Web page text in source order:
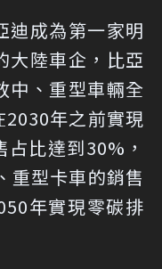
迪成為第一家明
大陸車企，比亞
中、重型車輛全
年之前實現
比達到30%，
重型卡車的銷售
年實現零碳排